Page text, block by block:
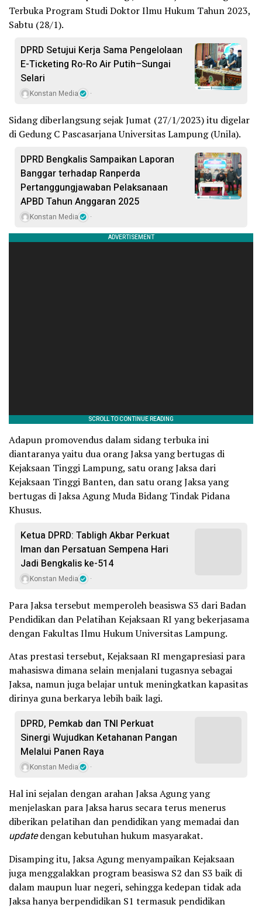
Terbuka Program Studi Doktor Ilmu Hukum Tahun 2023,
Sabtu (28/1).
DPRD Setujui Kerja Sama Pengelolaan
E-Ticketing Ro-Ro Air Putih–Sungai
Selari
Konstan Media
Sidang diberlangsung sejak Jumat (27/1/2023) itu digelar
di Gedung C Pascasarjana Universitas Lampung (Unila).
DPRD Bengkalis Sampaikan Laporan
Banggar terhadap Ranperda
Pertanggungjawaban Pelaksanaan
APBD Tahun Anggaran 2025
Konstan Media
Adapun promovendus dalam sidang terbuka ini
diantaranya yaitu dua orang Jaksa yang bertugas di
Kejaksaan Tinggi Lampung, satu orang Jaksa dari
Kejaksaan Tinggi Banten, dan satu orang Jaksa yang
bertugas di Jaksa Agung Muda Bidang Tindak Pidana
Khusus.
Ketua DPRD: Tabligh Akbar Perkuat
Iman dan Persatuan Sempena Hari
Jadi Bengkalis ke-514
Konstan Media
Para Jaksa tersebut memperoleh beasiswa S3 dari Badan
Pendidikan dan Pelatihan Kejaksaan RI yang bekerjasama
dengan Fakultas Ilmu Hukum Universitas Lampung.
Atas prestasi tersebut, Kejaksaan RI mengapresiasi para
mahasiswa dimana selain menjalani tugasnya sebagai
Jaksa, namun juga belajar untuk meningkatkan kapasitas
dirinya guna berkarya lebih baik lagi.
DPRD, Pemkab dan TNI Perkuat
Sinergi Wujudkan Ketahanan Pangan
Melalui Panen Raya
Konstan Media
Hal ini sejalan dengan arahan Jaksa Agung yang
menjelaskan para Jaksa harus secara terus menerus
diberikan pelatihan dan pendidikan yang memadai dan
updatedengan kebutuhan hukum masyarakat.
Disamping itu, Jaksa Agung menyampaikan Kejaksaan
juga menggalakkan program beasiswa S2 dan S3 baik di
dalam maupun luar negeri, sehingga kedepan tidak ada
Jaksa hanya berpendidikan S1 termasuk pendidikan